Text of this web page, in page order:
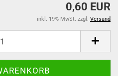
0,60 EUR
inkl. 19% MwSt. zzgl. Versand